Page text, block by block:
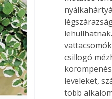
csillogó
leveleket,
több